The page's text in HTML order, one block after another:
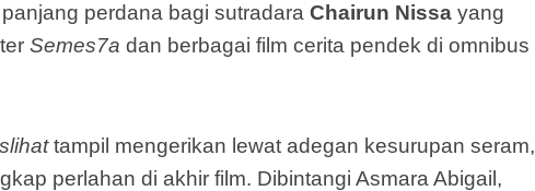
perdana bagi sutradara Chairun Nissa yang
Semes7a dan berbagai film cerita pendek di omnibus
tampil mengerikan lewat adegan kesurupan seram,
perlahan di akhir film. Dibintangi Asmara Abigail,